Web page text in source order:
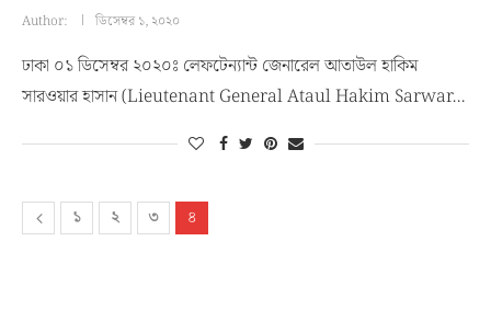
Author: ডিসেম্বর ১, ২০২০
ঢাকা ০১ ডিসেম্বর ২০২০ঃ লেফটেন্যান্ট জেনারেল আতাউল হাকিম
সারওয়ার হাসান (Lieutenant General Ataul Hakim Sarwar…
১ ২ ৩ ৪